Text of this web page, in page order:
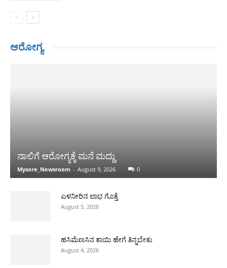
ಆರೋಗ್ಯ
ನಾಲಿಗೆ ಆರೋಗ್ಯಕ್ಕೆ ಮನೆ ಮದ್ದು
Mysore_Newsroom - August 9, 2026 0
ಎಳನೀರಿನ ಲಾಭ ಗೊತ್ತೆ
August 5, 2026
ಹಸಿಮೆಣಸಿನ ಕಾಯಿ ಹೇಗೆ ತಿನ್ನಬೇಕು
August 4, 2026